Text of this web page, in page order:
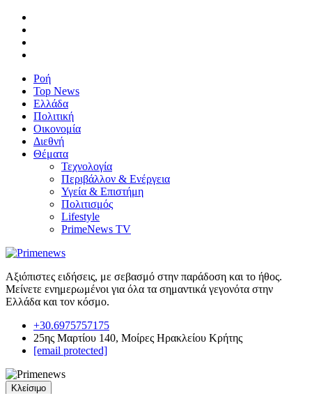
Ροή
Top News
Ελλάδα
Πολιτική
Οικονομία
Διεθνή
Θέματα
Τεχνολογία
Περιβάλλον & Ενέργεια
Υγεία & Επιστήμη
Πολιτισμός
Lifestyle
PrimeNews TV
Αξιόπιστες ειδήσεις, με σεβασμό στην παράδοση και το ήθος.
Μείνετε ενημερωμένοι για όλα τα σημαντικά γεγονότα στην
Ελλάδα και τον κόσμο.
+30.6975757175
25ης Μαρτίου 140, Μοίρες Ηρακλείου Κρήτης
[email protected]
Κλείσιμο